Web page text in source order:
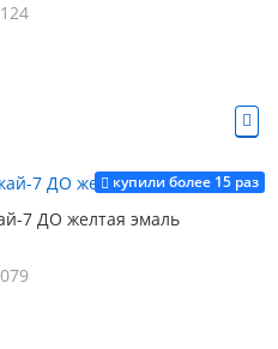
купили более 15 раз
7 ДО желтая эмаль